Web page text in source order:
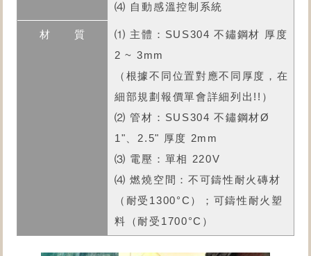
⑷ 自動感溫控制系統
⑴ 主體：SUS304 不鏽鋼材 厚度
2 ~ 3mm
（根據不同位置對應不同厚度，在
細部規劃報價單會詳細列出!!）
⑵ 管材：SUS304 不鏽鋼材Ø
1"、2.5" 厚度 2mm
⑶ 電壓：單相 220V
⑷ 燃燒空間：不可鑄性耐火磚材
（耐受1300°C）；可鑄性耐火塑
料（耐受1700°C）